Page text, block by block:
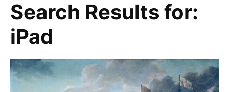
Search Results for:
iPad